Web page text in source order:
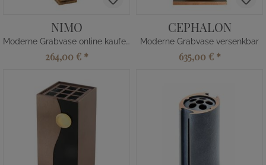
NIMO
Moderne Grabvase online kaufen
264,00 € *
CEPHALON
Moderne Grabvase versenkbar
635,00 € *